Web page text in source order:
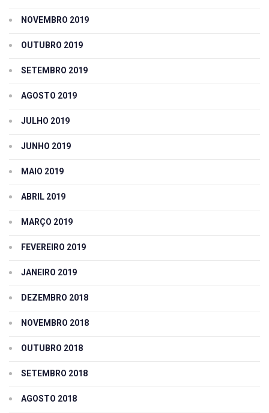
NOVEMBRO 2019
OUTUBRO 2019
SETEMBRO 2019
AGOSTO 2019
JULHO 2019
JUNHO 2019
MAIO 2019
ABRIL 2019
MARÇO 2019
FEVEREIRO 2019
JANEIRO 2019
DEZEMBRO 2018
NOVEMBRO 2018
OUTUBRO 2018
SETEMBRO 2018
AGOSTO 2018